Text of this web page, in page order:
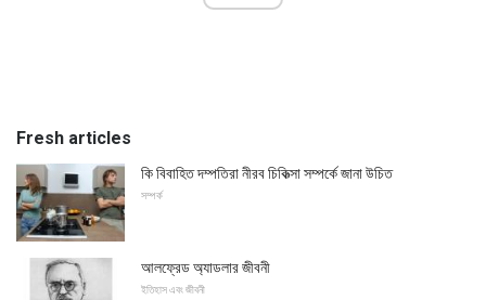
Fresh articles
কি বিবাহিত দম্পতিরা নীরব চিকিত্সা সম্পর্কে জানা উচিত
সম্পর্ক
আলফ্রেড অ্যাডলার জীবনী
ইতিহাস এবং জীবনী